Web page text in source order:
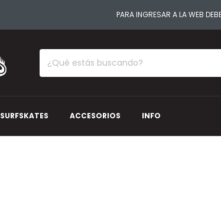
PARA INGRESAR A LA WEB
SURFSKATES ACCESORIOS INFO